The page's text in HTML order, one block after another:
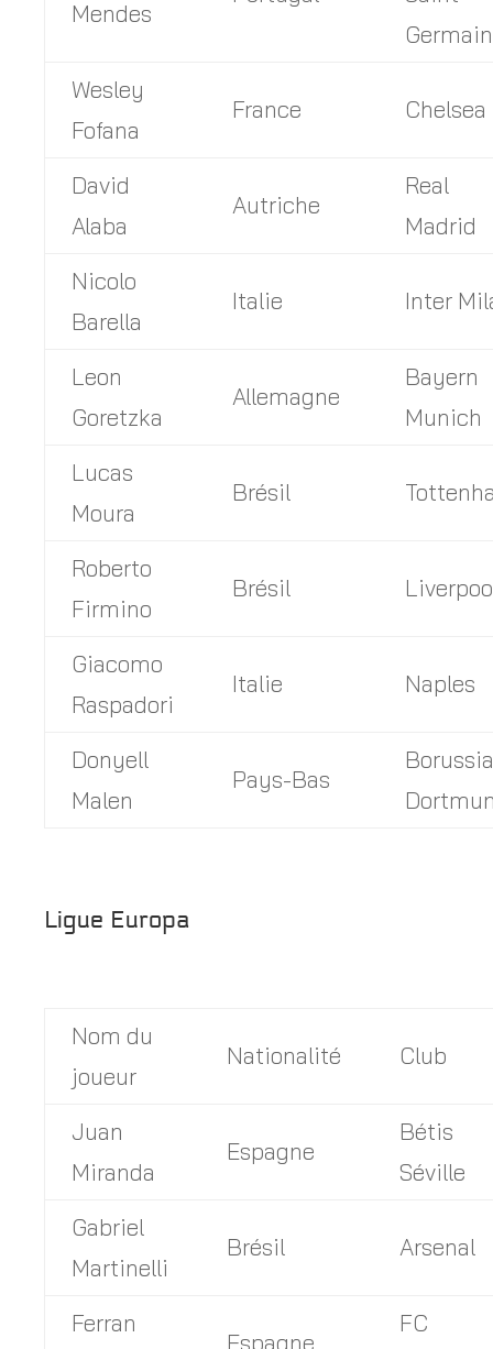
Mendes
Germain
Wesley
Fofana
France Chelsea
David
Alaba
Autriche
Real
Madrid
Nicolo
Barella
Italie Inter
Leon
Goretzka
Allemagne
Bayern
Munich
Lucas
Moura
Brésil
Roberto
Firmino
Brésil
Giacomo
Raspadori
Italie Naples
Donyell
Malen
Pays-Bas
Ligue Europa
Nom du
joueur
Nationalité Club
Juan
Miranda
Espagne
Bétis
Séville
Gabriel
Martinelli
Brésil Arsenal
Ferran
Espagne
FC